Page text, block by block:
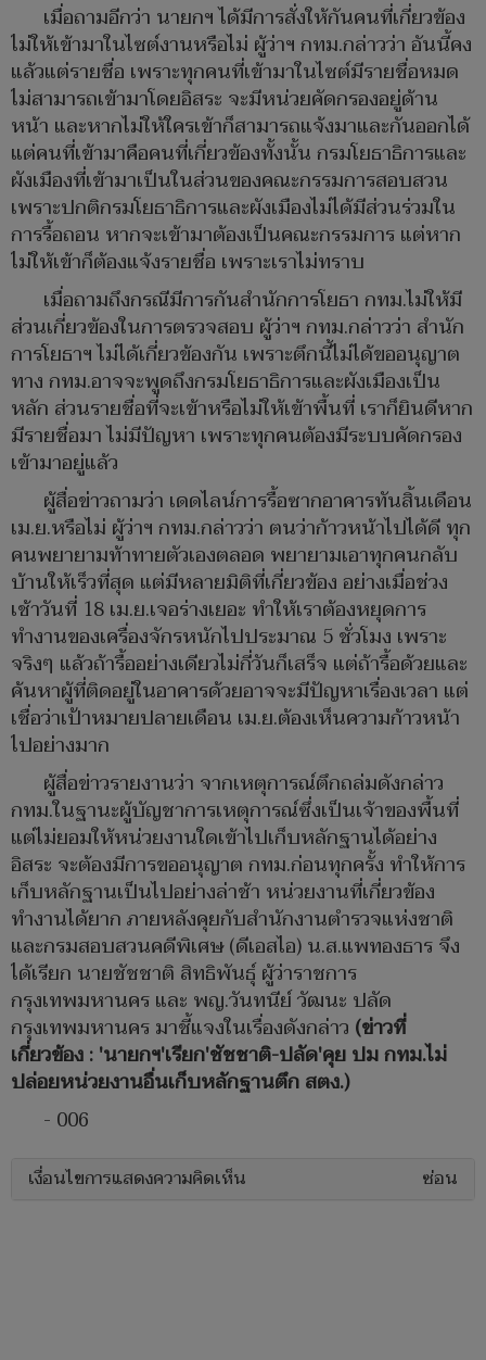
เมื่อถามอีกว่า นายกฯ ได้มีการสั่งให้กันคนที่เกี่ยวข้อง
ไม่ให้เข้ามาในไซต์งานหรือไม่ ผู้ว่าฯ กทม.กล่าวว่า อันนี้คง
แล้วแต่รายชื่อ เพราะทุกคนที่เข้ามาในไซต์มีรายชื่อหมด
ไม่สามารถเข้ามาโดยอิสระ จะมีหน่วยคัดกรองอยู่ด้าน
หน้า และหากไม่ให้ใครเข้าก็สามารถแจ้งมาและกันออกได้
แต่คนที่เข้ามาคือคนที่เกี่ยวข้องทั้งนั้น กรมโยธาธิการและ
ผังเมืองที่เข้ามาเป็นในส่วนของคณะกรรมการสอบสวน
เพราะปกติกรมโยธาธิการและผังเมืองไม่ได้มีส่วนร่วมใน
การรื้อถอน หากจะเข้ามาต้องเป็นคณะกรรมการ แต่หาก
ไม่ให้เข้าก็ต้องแจ้งรายชื่อ เพราะเราไม่ทราบ
เมื่อถามถึงกรณีมีการกันสำนักการโยธา กทม.ไม่ให้มี
ส่วนเกี่ยวข้องในการตรวจสอบ ผู้ว่าฯ กทม.กล่าวว่า สำนัก
การโยธาฯ ไม่ได้เกี่ยวข้องกัน เพราะตึกนี้ไม่ได้ขออนุญาต
ทาง กทม.อาจจะพูดถึงกรมโยธาธิการและผังเมืองเป็น
หลัก ส่วนรายชื่อที่จะเข้าหรือไม่ให้เข้าพื้นที่ เราก็ยินดีหาก
มีรายชื่อมา ไม่มีปัญหา เพราะทุกคนต้องมีระบบคัดกรอง
เข้ามาอยู่แล้ว
ผู้สื่อข่าวถามว่า เดดไลน์การรื้อซากอาคารทันสิ้นเดือน
เม.ย.หรือไม่ ผู้ว่าฯ กทม.กล่าวว่า ตนว่าก้าวหน้าไปได้ดี ทุก
คนพยายามท้าทายตัวเองตลอด พยายามเอาทุกคนกลับ
บ้านให้เร็วที่สุด แต่มีหลายมิติที่เกี่ยวข้อง อย่างเมื่อช่วง
เช้าวันที่ 18 เม.ย.เจอร่างเยอะ ทำให้เราต้องหยุดการ
ทำงานของเครื่องจักรหนักไปประมาณ 5 ชั่วโมง เพราะ
จริงๆ แล้วถ้ารื้ออย่างเดียวไม่กี่วันก็เสร็จ แต่ถ้ารื้อด้วยและ
ค้นหาผู้ที่ติดอยู่ในอาคารด้วยอาจจะมีปัญหาเรื่องเวลา แต่
เชื่อว่าเป้าหมายปลายเดือน เม.ย.ต้องเห็นความก้าวหน้า
ไปอย่างมาก
ผู้สื่อข่าวรายงานว่า จากเหตุการณ์ตึกถล่มดังกล่าว
กทม.ในฐานะผู้บัญชาการเหตุการณ์ซึ่งเป็นเจ้าของพื้นที่
แต่ไม่ยอมให้หน่วยงานใดเข้าไปเก็บหลักฐานได้อย่าง
อิสระ จะต้องมีการขออนุญาต กทม.ก่อนทุกครั้ง ทำให้การ
เก็บหลักฐานเป็นไปอย่างล่าช้า หน่วยงานที่เกี่ยวข้อง
ทำงานได้ยาก ภายหลังคุยกับสำนักงานตำรวจแห่งชาติ
และกรมสอบสวนคดีพิเศษ (ดีเอสไอ) น.ส.แพทองธาร จึง
ได้เรียก นายชัชชาติ สิทธิพันธุ์ ผู้ว่าราชการ
กรุงเทพมหานคร และ พญ.วันทนีย์ วัฒนะ ปลัด
กรุงเทพมหานคร มาชี้แจงในเรื่องดังกล่าว (ข่าวที่
เกี่ยวข้อง : 'นายกฯ'เรียก'ชัชชาติ-ปลัด'คุย ปม กทม.ไม่
ปล่อยหน่วยงานอื่นเก็บหลักฐานตึก สตง.)
- 006
เงื่อนไขการแสดงความคิดเห็น ซ่อน